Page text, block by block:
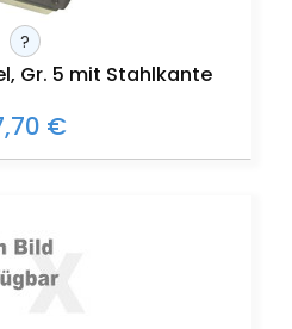
?
Gr. 5 mit Stahlkante
€